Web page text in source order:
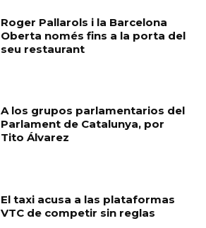
Roger Pallarols i la Barcelona
Oberta només fins a la porta del
seu restaurant
A los grupos parlamentarios del
Parlament de Catalunya, por
Tito Álvarez
El taxi acusa a las plataformas
VTC de competir sin reglas